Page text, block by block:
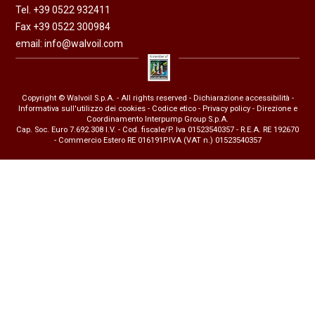
Tel. +39 0522 932411
Fax +39 0522 300984
email:info@walvoil.com
Copyright © Walvoil S.p.A. - All rights reserved - Dichiarazione accessibilità -
Informativa sull'utilizzo dei cookies- Codice etico- Privacy policy- Direzione e
Coordinamento Interpump Group S.p.A.
Cap. Soc. Euro 7.692.308 I.V. - Cod. fiscale/P. Iva 01523540357 - R.E.A. RE 192670
- Commercio Estero RE 016191P.IVA (VAT n.) 01523540357